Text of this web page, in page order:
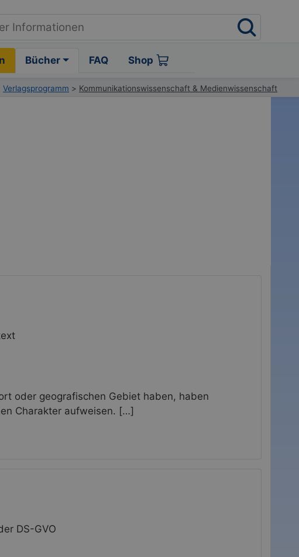
Bücher FAQ Shop
Verlagsprogramm > Kommunikationswissenschaft & Medienwissenschaft
oder geografischen Gebiet haben, haben
Charakter aufweisen. […]
DS-GVO